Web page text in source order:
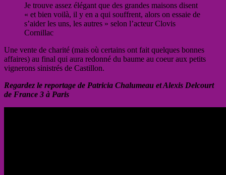
Je trouve assez élégant que des grandes maisons disent
« et bien voilà, il y en a qui souffrent, alors on essaie de
s’aider les uns, les autres » selon l’acteur Clovis
Cornillac
Une vente de charité (mais où certains ont fait quelques bonnes
affaires) au final qui aura redonné du baume au coeur aux petits
vignerons sinistrés de Castillon.
Regardez le reportage de Patricia Chalumeau et Alexis Delcourt
de France 3 à Paris